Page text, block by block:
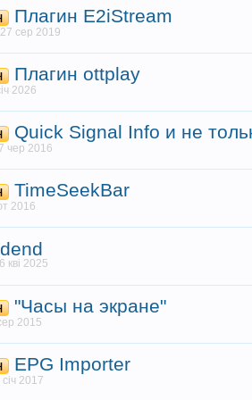
Плагин E2iStream
27 сер 2019
Плагин ottplay
2026
Quick Signal Info и не
чер 2016
TimeSeekBar
2016
кві 2025
"Часы на экране"
2015
EPG Importer
січ 2017